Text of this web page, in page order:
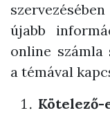
újabb
online számla
a témával
Kötelező-